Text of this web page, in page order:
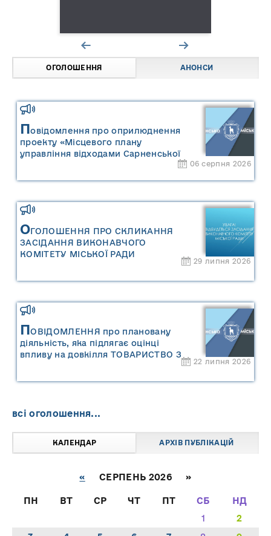
ОГОЛОШЕННЯ АНОНСИ
Повідомлення про оприлюднення
проекту «Місцевого плану
управління відходами Сарненської
міської територіальної громади» та
управління відходами Сарненської
міської територіальної громади»
06 серпня 2026
ОГОЛОШЕННЯ ПРО СКЛИКАННЯ
ЗАСІДАННЯ ВИКОНАВЧОГО
КОМІТЕТУ МІСЬКОЇ РАДИ
29 липня 2026
ПОВІДОМЛЕННЯ про плановану
діяльність, яка підлягає оцінці
впливу на довкілля ТОВАРИСТВО З
22 липня 2026
всі оголошення...
КАЛЕНДАР АРХІВ ПУБЛІКАЦІЙ
« СЕРПЕНЬ 2026 »
ПН ВТ СР ЧТ ПТ СБ
НД
1
2